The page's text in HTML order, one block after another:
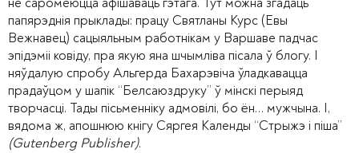
папярэднія прыклады: працу Святланы Курс (Евы
Вежнавец) сацыяльным работнікам у Варшаве падчас
эпідэміі ковіду, пра якую яна шчымліва пісала ў блогу. І
няўдалую спробу Альгерда Бахарэвіча ўладкавацца
прадаўцом у шапік “Белсаюздруку” ў мінскі перыяд
творчасці. Тады пісьменніку адмовілі, бо ён… мужчына. І,
вядома ж, апошнюю кнігу Сяргея Календы “Стрыжэ і піша”
(Gutenberg Publisher).